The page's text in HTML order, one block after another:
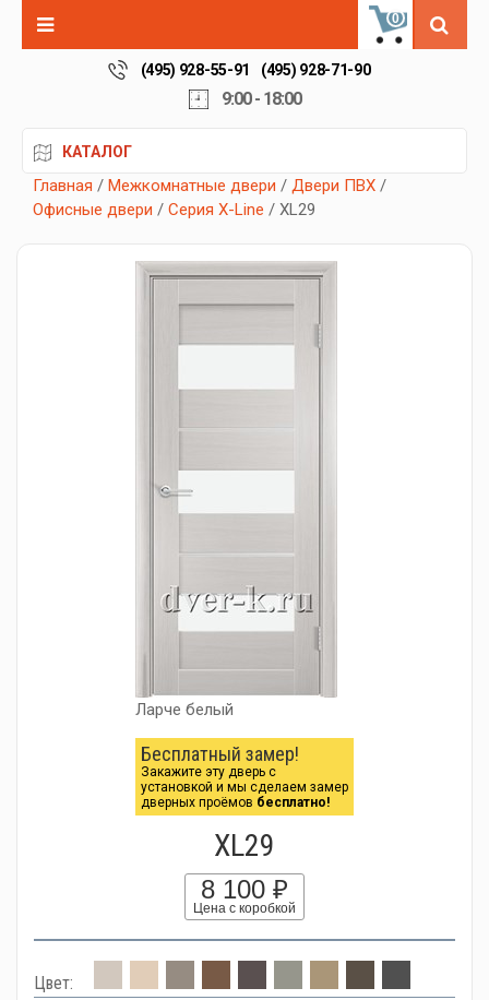
0
(495) 928-55-91 (495) 928-71-90
9:00 - 18:00
КАТАЛОГ
Главная / Межкомнатные двери / Двери ПВХ /
Офисные двери / Серия X-Line / XL29
Ларче белый
Бесплатный замер!
Закажите эту дверь с
установкой и мы сделаем замер
дверных проёмов бесплатно!
XL29
8 100 ₽
Цена с коробкой
Цвет: